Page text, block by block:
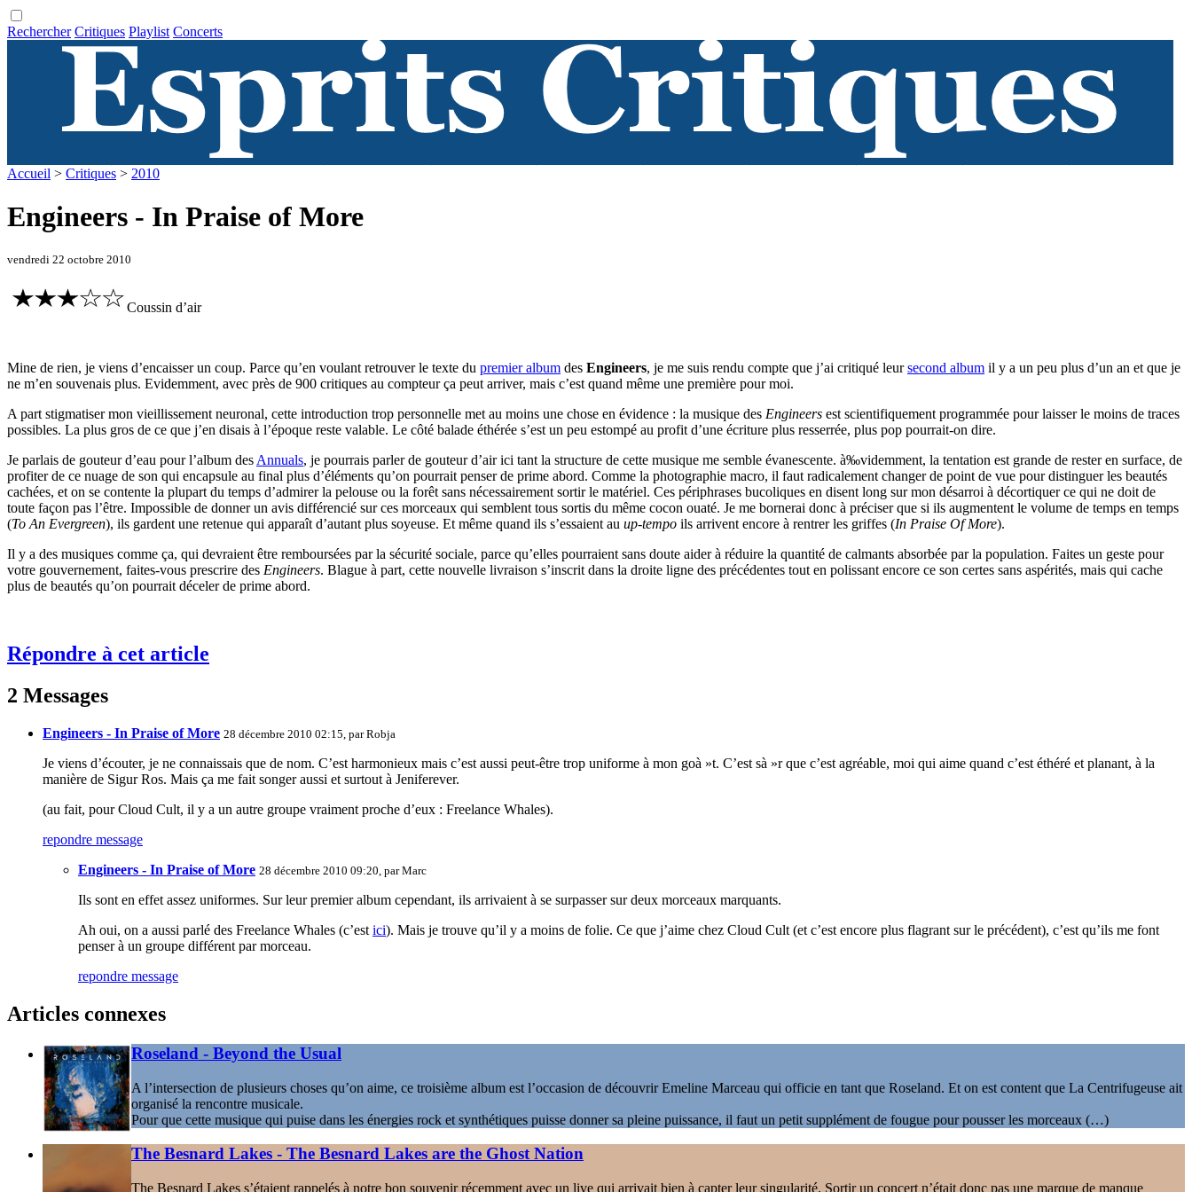
Rechercher Critiques Playlist Concerts
Accueil > Critiques > 2010
Engineers - In Praise of More
vendredi 22 octobre 2010
Coussin d’air
Mine de rien, je viens d’encaisser un coup. Parce qu’en voulant retrouver le texte du premier album des Engineers, je me suis rendu compte que j’ai critiqué leursecond album il y a un peu plus d’un an et que je
ne m’en souvenais plus. Evidemment, avec près de 900 critiques au compteur ça peut arriver, mais c’est quand même une première pour moi.
A part stigmatiser mon vieillissement neuronal, cette introduction trop personnelle met au moins une chose en évidence : la musique des Engineers est scientifiquement programmée pour laisser le moins de traces
possibles. La plus gros de ce que j’en disais à l’époque reste valable. Le côté balade éthérée s’est un peu estompé au profit d’une écriture plus resserrée, plus pop pourrait-on dire.
Je parlais de gouteur d’eau pour l’album des Annuals, je pourrais parler de gouteur d’air ici tant la structure de cette musique me semble évanescente. à‰videmment, la tentation est grande de rester en surface, de
profiter de ce nuage de son qui encapsule au final plus d’éléments qu’on pourrait penser de prime abord. Comme la photographie macro, il faut radicalement changer de point de vue pour distinguer les beautés
cachées, et on se contente la plupart du temps d’admirer la pelouse ou la forêt sans nécessairement sortir le matériel. Ces périphrases bucoliques en disent long sur mon désarroi à décortiquer ce qui ne doit de
toute façon pas l’être. Impossible de donner un avis différencié sur ces morceaux qui semblent tous sortis du même cocon ouaté. Je me bornerai donc à préciser que si ils augmentent le volume de temps en temps
(To An Evergreen), ils gardent une retenue qui apparaît d’autant plus soyeuse. Et même quand ils s’essaient au up-tempo ils arrivent encore à rentrer les griffes (In Praise Of More).
Il y a des musiques comme ça, qui devraient être remboursées par la sécurité sociale, parce qu’elles pourraient sans doute aider à réduire la quantité de calmants absorbée par la population. Faites un geste pour
votre gouvernement, faites-vous prescrire des Engineers. Blague à part, cette nouvelle livraison s’inscrit dans la droite ligne des précédentes tout en polissant encore ce son certes sans aspérités, mais qui cache
plus de beautés qu’on pourrait déceler de prime abord.
Répondre à cet article
2 Messages
Engineers - In Praise of More 28 décembre 2010 02:15, parRobja
Je viens d’écouter, je ne connaissais que de nom. C’est harmonieux mais c’est aussi peut-être trop uniforme à mon goà »t. C’est sà »r que c’est agréable, moi qui aime quand c’est éthéré et planant, à la
manière de Sigur Ros. Mais ça me fait songer aussi et surtout à Jeniferever.
(au fait, pour Cloud Cult, il y a un autre groupe vraiment proche d’eux : Freelance Whales).
repondre message
Engineers - In Praise of More 28 décembre 2010 09:20, parMarc
Ils sont en effet assez uniformes. Sur leur premier album cependant, ils arrivaient à se surpasser sur deux morceaux marquants.
Ah oui, on a aussi parlé des Freelance Whales (c’est ici). Mais je trouve qu’il y a moins de folie. Ce que j’aime chez Cloud Cult (et c’est encore plus flagrant sur le précédent), c’est qu’ils me font
penser à un groupe différent par morceau.
repondre message
Articles connexes
Roseland - Beyond the Usual
A l’intersection de plusieurs choses qu’on aime, ce troisième album est l’occasion de découvrir Emeline Marceau qui officie en tant que Roseland. Et on est content que La Centrifugeuse ait
organisé la rencontre musicale.
Pour que cette musique qui puise dans les énergies rock et synthétiques puisse donner sa pleine puissance, il faut un petit supplément de fougue pour pousser les morceaux (…)
The Besnard Lakes - The Besnard Lakes are the Ghost Nation
The Besnard Lakes s’étaient rappelés à notre bon souvenir récemment avec un live qui arrivait bien à capter leur singularité. Sortir un concert n’était donc pas une marque de manque